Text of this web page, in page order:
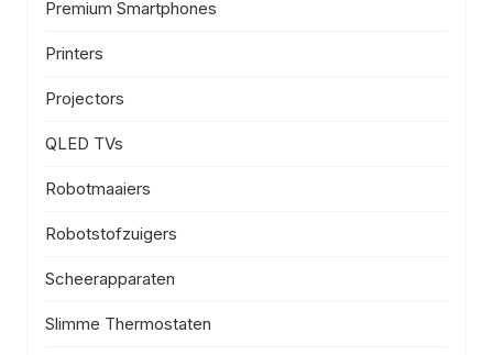
Premium Smartphones
Printers
Projectors
QLED TVs
Robotmaaiers
Robotstofzuigers
Scheerapparaten
Slimme Thermostaten